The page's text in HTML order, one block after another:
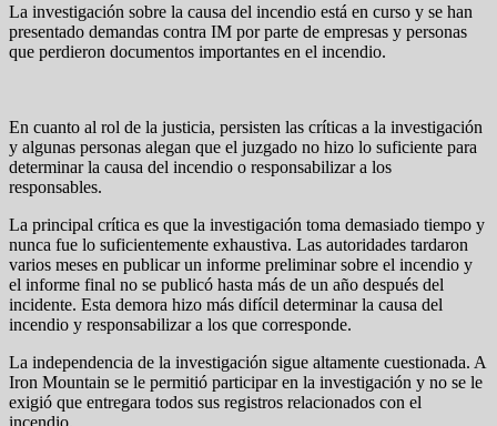
La investigación sobre la causa del incendio está en curso y se han
presentado demandas contra IM por parte de empresas y personas
que perdieron documentos importantes en el incendio.
En cuanto al rol de la justicia, persisten las críticas a la investigación
y algunas personas alegan que el juzgado no hizo lo suficiente para
determinar la causa del incendio o responsabilizar a los
responsables.
La principal crítica es que la investigación toma demasiado tiempo y
nunca fue lo suficientemente exhaustiva. Las autoridades tardaron
varios meses en publicar un informe preliminar sobre el incendio y
el informe final no se publicó hasta más de un año después del
incidente. Esta demora hizo más difícil determinar la causa del
incendio y responsabilizar a los que corresponde.
La independencia de la investigación sigue altamente cuestionada. A
Iron Mountain se le permitió participar en la investigación y no se le
exigió que entregara todos sus registros relacionados con el
incendio.